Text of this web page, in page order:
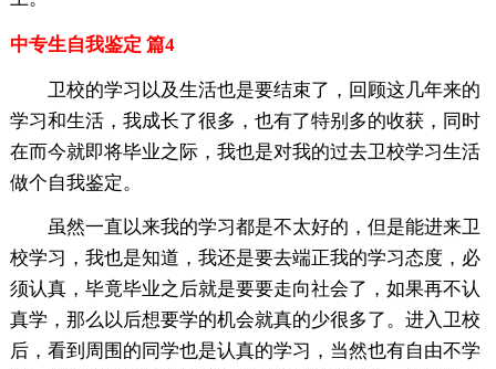
中专生自我鉴定 篇4
卫校的学习以及生活也是要结束了，回顾这几年来的
学习和生活，我成长了很多，也有了特别多的收获，同时
在而今就即将毕业之际，我也是对我的过去卫校学习生活
做个自我鉴定。
虽然一直以来我的学习都是不太好的，但是能进来卫
校学习，我也是知道，我还是要去端正我的学习态度，必
须认真，毕竟毕业之后就是要要走向社会了，如果再不认
真学，那么以后想要学的机会就真的少很多了。进入卫校
后，看到周围的同学也是认真的学习，当然也有自由不学